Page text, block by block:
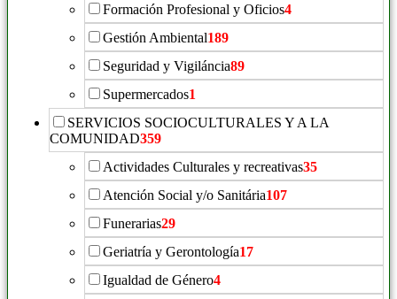
Formación Profesional y Oficios4
Gestión Ambiental189
Seguridad y Vigiláncia89
Supermercados1
SERVICIOS SOCIOCULTURALES Y A LA
COMUNIDAD359
Actividades Culturales y recreativas35
Atención Social y/o Sanitária107
Funerarias29
Geriatría y Gerontología17
Igualdad de Género4